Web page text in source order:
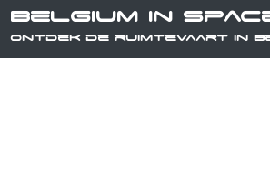
Belgium in
Ontdek de ruimtevaart in